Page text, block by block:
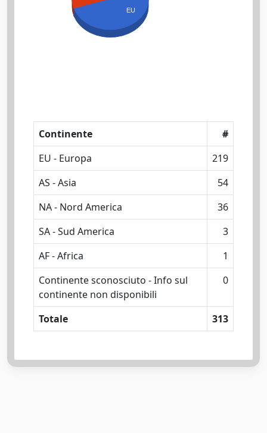
EU
Continente
#
EU - Europa
219
AS - Asia
54
NA - Nord America
36
SA - Sud America
3
AF - Africa
1
Continente sconosciuto - Info sul
continente non disponibili
0
Totale 313